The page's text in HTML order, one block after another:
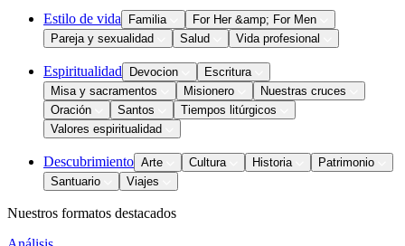
Estilo de vida Familia
For Her &amp; For Men
Pareja y sexualidad
Salud Vida profesional
Espiritualidad Devocion
Escritura
Misa y sacramentos
Misionero
Nuestras cruces
Oración
Santos
Tiempos litúrgicos
Valores espiritualidad
Descubrimiento Arte Cultura Historia
Patrimonio
Santuario
Viajes
Nuestros formatos destacados